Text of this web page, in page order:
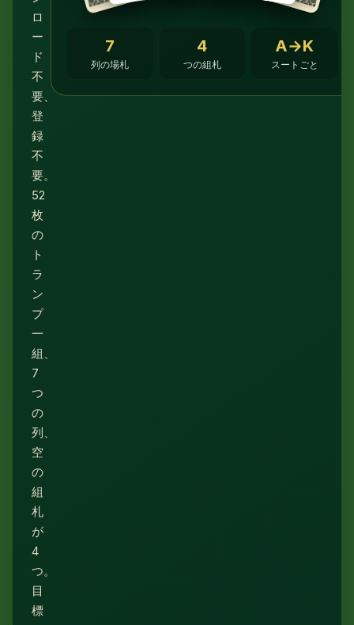
ロ
ー
ド
不
要、
登
録
不
要。
52
枚
の
ト
ラ
ン
プ
一
組、
7
つ
の
列、
空
の
組
札
が
4
つ。
目
標
7
列の場札
4
つの組札
A→K
スートごと